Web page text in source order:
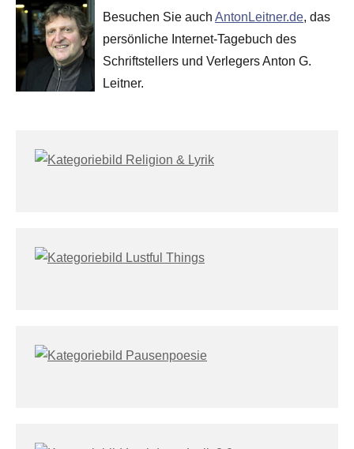
Besuchen Sie auch AntonLeitner.de, das
persönliche Internet-Tagebuch des
Schriftstellers und Verlegers Anton G.
Leitner.